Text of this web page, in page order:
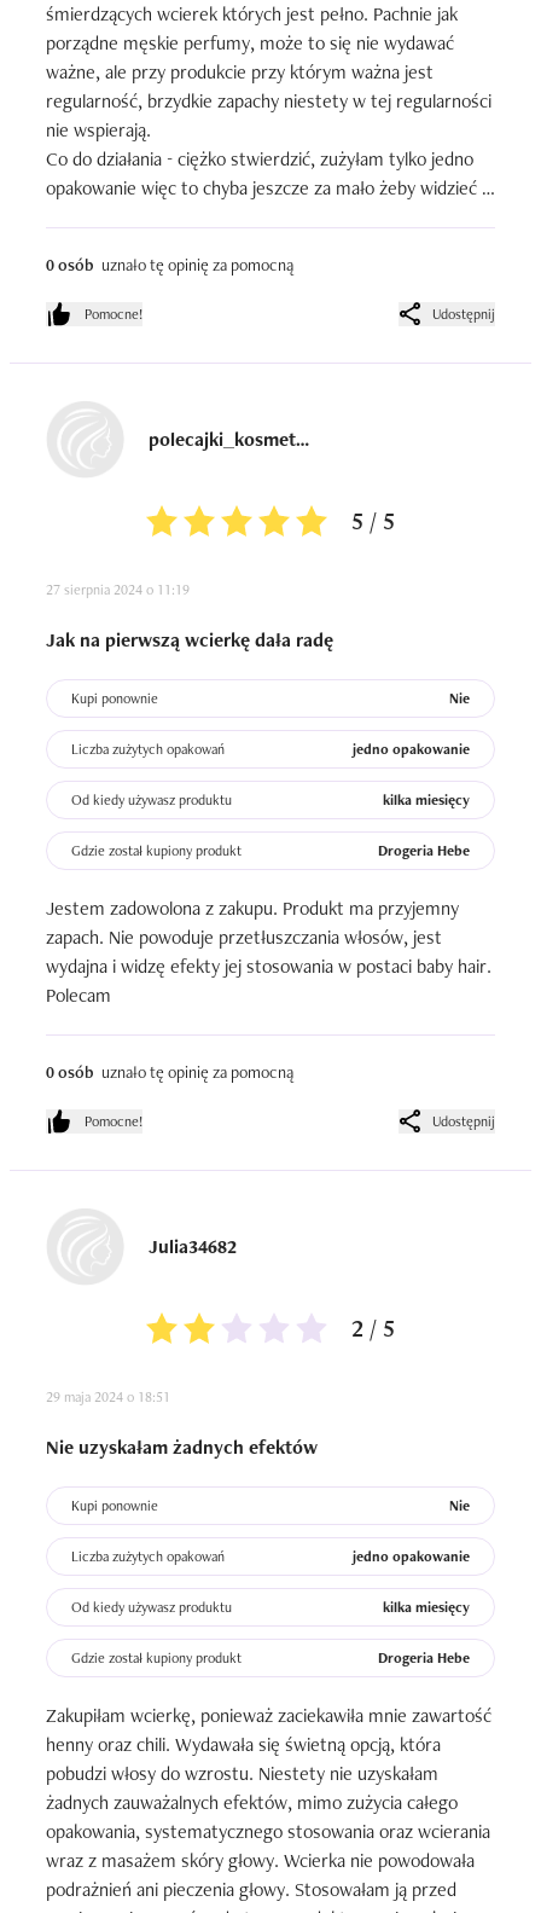
śmierdzących wcierek których jest pełno. Pachnie jak
porządne męskie perfumy, może to się nie wydawać
ważne, ale przy produkcie przy którym ważna jest
regularność, brzydkie zapachy niestety w tej regularności
nie wspierają.
Co do działania - ciężko stwierdzić, zużyłam tylko jedno
opakowanie więc to chyba jeszcze za mało żeby widzieć
wcierki, więc nie mogę jednoznacznie powiedzieć że to
akurat dzięki tej. Pozostaje mi jak na razie wierzyć że
działa, na pewno do niej wrócę bo jej używanie to
przyjemność.
0 osób uznało tę opinię za pomocną
Pomocne! Udostępnij
polecajki_kosmetyczne24
5 / 5
27 sierpnia 2024 o 11:19
Jak na pierwszą wcierkę dała radę
Kupi ponownie Nie
Liczba zużytych opakowań jedno opakowanie
Od kiedy używasz produktu kilka miesięcy
Gdzie został kupiony produkt Drogeria Hebe
Jestem zadowolona z zakupu. Produkt ma przyjemny
zapach. Nie powoduje przetłuszczania włosów, jest
wydajna i widzę efekty jej stosowania w postaci baby hair.
Polecam
0 osób uznało tę opinię za pomocną
Pomocne! Udostępnij
Julia34682
2 / 5
29 maja 2024 o 18:51
Nie uzyskałam żadnych efektów
Kupi ponownie Nie
Liczba zużytych opakowań jedno opakowanie
Od kiedy używasz produktu kilka miesięcy
Gdzie został kupiony produkt Drogeria Hebe
Zakupiłam wcierkę, ponieważ zaciekawiła mnie zawartość
henny oraz chili. Wydawała się świetną opcją, która
pobudzi włosy do wzrostu. Niestety nie uzyskałam
żadnych zauważalnych efektów, mimo zużycia całego
opakowania, systematycznego stosowania oraz wcierania
wraz z masażem skóry głowy. Wcierka nie powodowała
podrażnień ani pieczenia głowy. Stosowałam ją przed